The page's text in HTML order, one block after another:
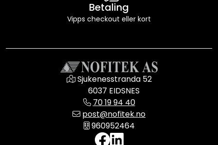
Betaling
Vipps checkout eller kort
Sjukenesstranda 52
6037 EIDSNES
70 19 94 40
post@nofitek.no
960952464